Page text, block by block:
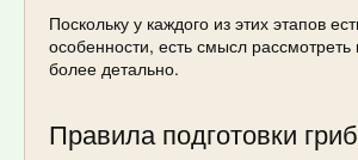
Поскольку у каждого из этих этапов
особенности, есть смысл
более детально.
Правила подготовки